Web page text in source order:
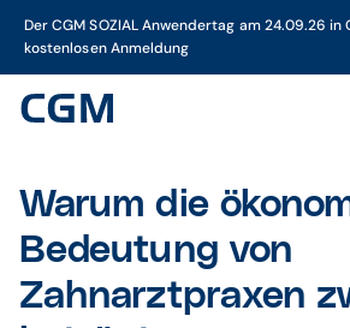
Der CGM SOZIAL Anwendertag am 24.09.26
kostenlosen Anmeldung
Warum die
Bedeutung von
Zahnarztpraxen